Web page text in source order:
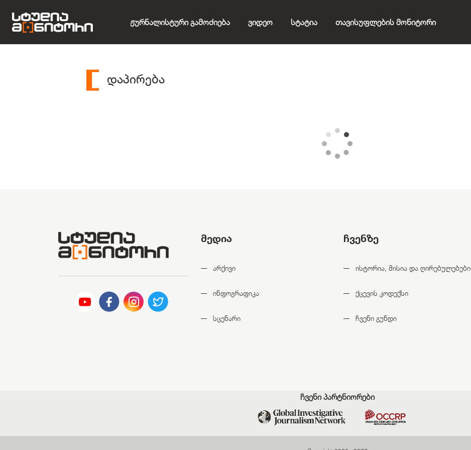
Ჟურნალისტური Გამოძიება Ვიდეო Სტატია Თავისუფლების Მონიტორი
დაპირება
მედია
არქივი
ინფოგრაფიკა
სცენარი
ჩვენზე
ისტორია, მისია და ღირებულებები
ქცევის კოდექსი
ჩვენი გუნდი
ჩვენი პარტნიორები